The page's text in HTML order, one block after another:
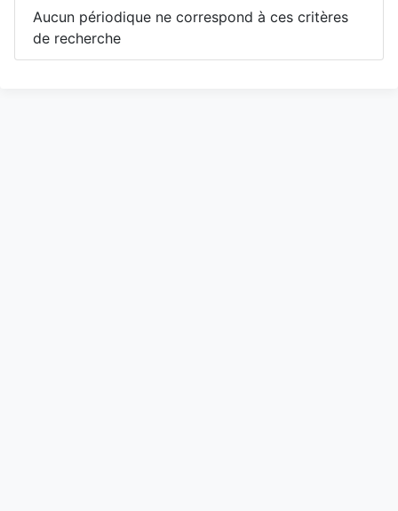
Aucun périodique ne correspond à ces critères
de recherche